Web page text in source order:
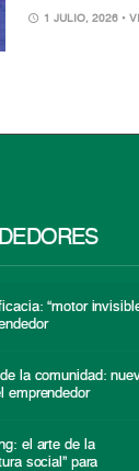
1 JULIO, 2026 •
“motor
la comunidad:
emprendedor
el arte de la
social” para